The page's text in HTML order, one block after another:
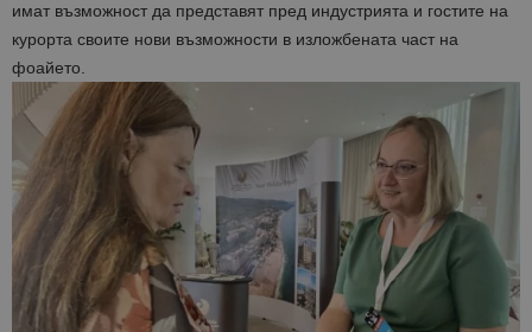
имат възможност да представят пред индустрията и гостите на
курорта своите нови възможности в изложбената част на
фоайето.